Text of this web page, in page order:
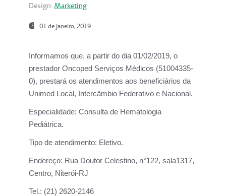
Design: Marketing
01 de janeiro, 2019
Informamos que, a partir do dia 01/02/2019, o
prestador Oncoped Serviços Médicos (51004335-
0), prestará os atendimentos aos beneficiários da
Unimed Local, Intercâmbio Federativo e Nacional.
Especialidade: Consulta de Hematologia
Pediátrica.
Tipo de atendimento: Eletivo.
Endereço: Rua Doutor Celestino, n°122, sala1317,
Centro, Niterói-RJ
Tel.: (21) 2620-2146